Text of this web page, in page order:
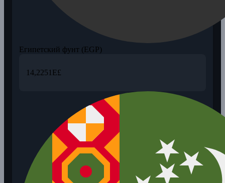
Египетский фунт (EGP)
14,2251 E£